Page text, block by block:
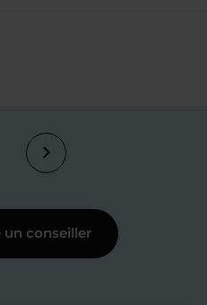
conseiller